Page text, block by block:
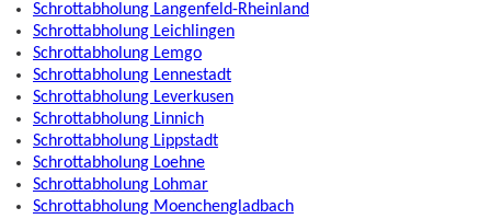
Schrottabholung Langenfeld-Rheinland
Schrottabholung Leichlingen
Schrottabholung Lemgo
Schrottabholung Lennestadt
Schrottabholung Leverkusen
Schrottabholung Linnich
Schrottabholung Lippstadt
Schrottabholung Loehne
Schrottabholung Lohmar
Schrottabholung Moenchengladbach